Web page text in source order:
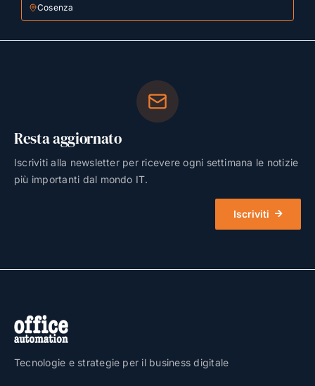
Cosenza
Resta aggiornato
Iscriviti alla newsletter per ricevere ogni settimana le notizie
più importanti dal mondo IT.
Iscriviti
Tecnologie e strategie per il business digitale